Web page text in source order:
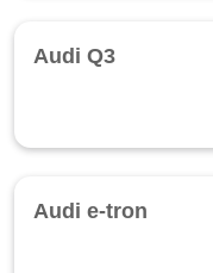
Audi Q3
Audi e-tron